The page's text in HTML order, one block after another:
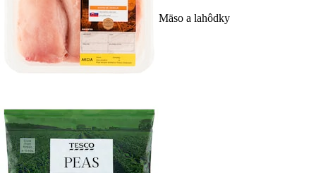
Mäso a lahôdky